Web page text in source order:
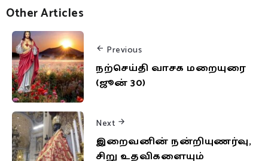
Other Articles
Previous
நற்செய்தி வாசக மறையுரை
(ஜூன் 30)
Next
இறைவனின் நன்றியுணர்வு,
சிறு உதவிகளையும்